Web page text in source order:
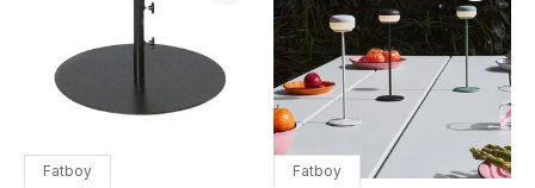
Fatboy Fatboy